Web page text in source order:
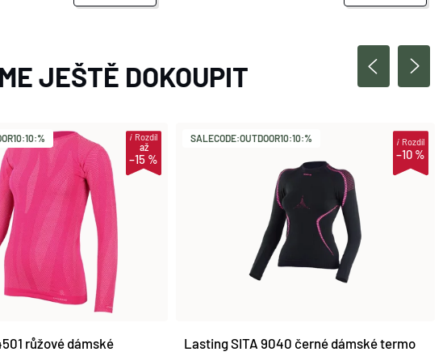
JEŠTĚ DOKOUPIT
až
–15 %
iRozdíl
růžové dámské
SALECODE:OUTDOOR10:10:%
–10 %
iRozdíl
Lasting SITA 9040 černé dámské termo